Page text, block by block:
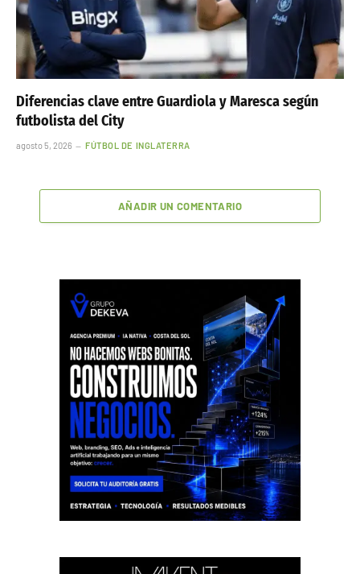
Diferencias clave entre Guardiola y Maresca según
futbolista del City
agosto 5, 2026 FÚTBOL DE INGLATERRA
AÑADIR UN COMENTARIO